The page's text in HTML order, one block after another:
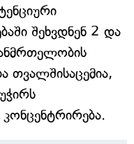
შეხვდნენ 2 და
თვალშისაცემია,